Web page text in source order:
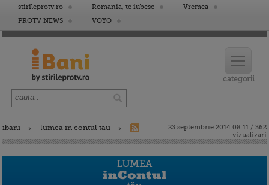
stirileprotv.ro Romania, te iubesc
Vremea
PROTV NEWS
VOYO
ibani lumea in contul tau
23 septembrie 2014 08:11 / 362
vizualizari